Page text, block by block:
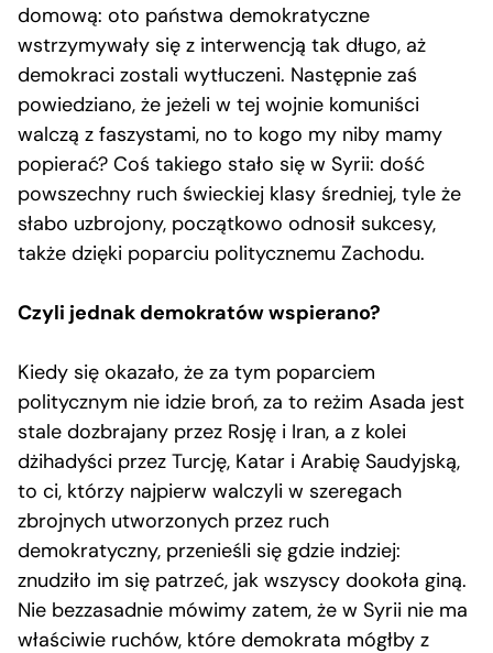
domową: oto państwa demokratyczne
wstrzymywały się z interwencją tak długo, aż
demokraci zostali wytłuczeni. Następnie zaś
powiedziano, że jeżeli w tej wojnie komuniści
walczą z faszystami, no to kogo my niby mamy
popierać? Coś takiego stało się w Syrii: dość
powszechny ruch świeckiej klasy średniej, tyle że
słabo uzbrojony, początkowo odnosił sukcesy,
także dzięki poparciu politycznemu Zachodu.
Czyli jednak demokratów wspierano?
Kiedy się okazało, że za tym poparciem
politycznym nie idzie broń, za to reżim Asada jest
stale dozbrajany przez Rosję i Iran, a z kolei
dżihadyści przez Turcję, Katar i Arabię Saudyjską,
to ci, którzy najpierw walczyli w szeregach
zbrojnych utworzonych przez ruch
demokratyczny, przenieśli się gdzie indziej:
znudziło im się patrzeć, jak wszyscy dookoła giną.
Nie bezzasadnie mówimy zatem, że w Syrii nie ma
właściwie ruchów, które demokrata mógłby z